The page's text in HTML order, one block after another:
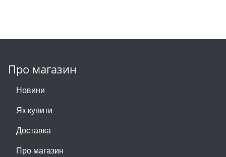
Про магазин
Новини
Як купити
Доставка
Про магазин